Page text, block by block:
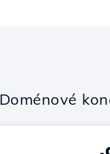
Doménové